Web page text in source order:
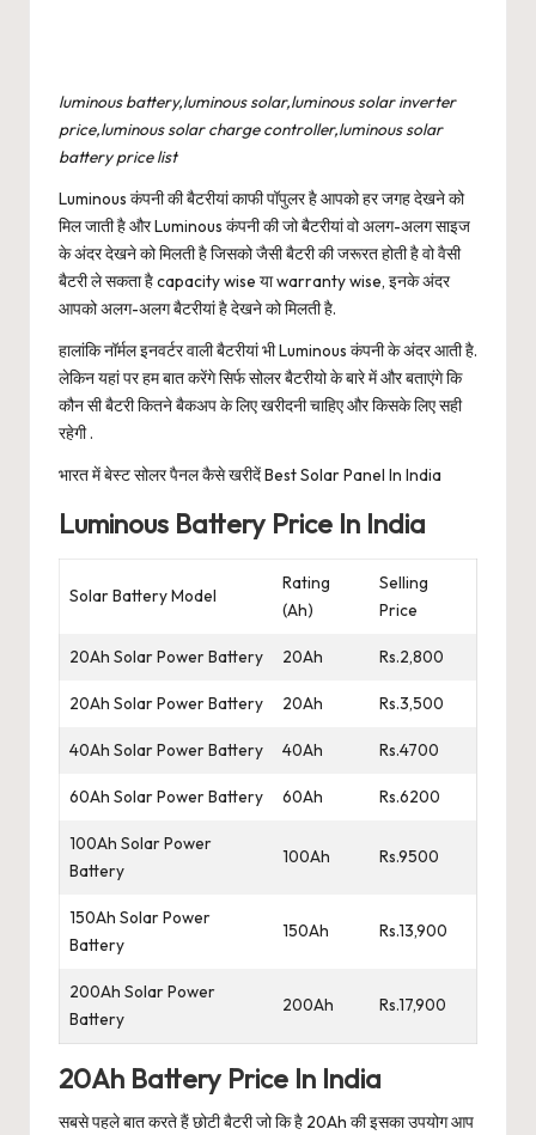
luminous battery,luminous solar,luminous solar inverter
price,luminous solar charge controller,luminous solar
battery price list
Luminous कंपनी की बैटरीयां काफी पॉपुलर है आपको हर जगह देखने को
मिल जाती है और Luminous कंपनी की जो बैटरीयां वो अलग-अलग साइज
के अंदर देखने को मिलती है जिसको जैसी बैटरी की जरूरत होती है वो वैसी
बैटरी ले सकता है capacity wise या warranty wise, इनके अंदर
आपको अलग-अलग बैटरीयां है देखने को मिलती है.
हालांकि नॉर्मल इनवर्टर वाली बैटरीयां भी Luminous कंपनी के अंदर आती है.
लेकिन यहां पर हम बात करेंगे सिर्फ सोलर बैटरीयो के बारे में और बताएंगे कि
कौन सी बैटरी कितने बैकअप के लिए खरीदनी चाहिए और किसके लिए सही
रहेगी .
भारत में बेस्ट सोलर पैनल कैसे खरीदें Best Solar Panel In India
Luminous Battery Price In India
Solar Battery Model
Rating
(Ah)
Selling
Price
20Ah Solar Power Battery 20Ah Rs.2,800
20Ah Solar Power Battery 20Ah Rs.3,500
40Ah Solar Power Battery 40Ah Rs.4700
60Ah Solar Power Battery 60Ah Rs.6200
100Ah Solar Power
Battery
100Ah Rs.9500
150Ah Solar Power
Battery
150Ah Rs.13,900
200Ah Solar Power
Battery
200Ah Rs.17,900
20Ah Battery Price In India
सबसे पहले बात करते हैं छोटी बैटरी जो कि है 20Ah की इसका उपयोग आप